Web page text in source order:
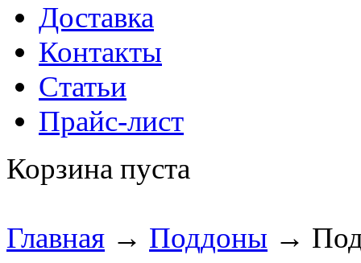
Доставка
Контакты
Статьи
Прайс-лист
Корзина пуста
Главная → Поддоны →